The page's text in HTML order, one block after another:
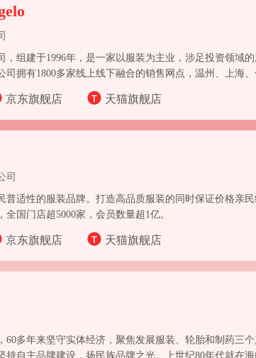
，组建于1996年，是一家以服装为主业，涉足投资领域的
司拥有1800多家线上线下融合的销售网点，温州、上海
中国服装行业百强企业。
京东旗舰店 天猫旗舰店
司
普适性的服装品牌。打造高品质服装的同时保证价格亲
国门店超5000家，会员数量超1亿。
京东旗舰店 天猫旗舰店
60多年来坚守实体经济，聚焦发展服装、轮胎和制药三
持自主品牌建设，扬民族品牌之光。上世纪80年代就在